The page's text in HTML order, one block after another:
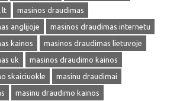
masinos draudimas
anglijoje
masinos draudimas internetu
kainos
masinos draudimas lietuvoje
uk
masinos draudimo kainos
skaiciuokle
masinu draudimai
masinu draudimo kainos